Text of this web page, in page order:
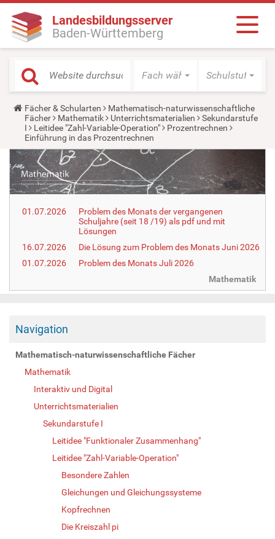
Landesbildungsserver
Baden-Württemberg
Fach wählen Schulstufe
Y
o
u
a
r
e
h
e
r
e
Fächer & Schularten
Mathematisch-naturwissenschaftliche
Fächer
Mathematik Unterrichtsmaterialien
Sekundarstufe
I
Leitidee "Zahl-Variable-Operation"
Prozentrechnen
Einführung in das Prozentrechnen
01.07.2026
Problem des Monats der vergangenen
Schuljahre (seit 18 /19) als pdf und mit
Lösungen
16.07.2026
Die Lösung zum Problem des Monats Juni 2026
01.07.2026
Problem des Monats Juli 2026
Mathematik
Navigation
Mathematisch-naturwissenschaftliche Fächer
Mathematik
Interaktiv und Digital
Unterrichtsmaterialien
Sekundarstufe I
Leitidee "Funktionaler Zusammenhang"
Leitidee "Zahl-Variable-Operation"
Besondere Zahlen
Gleichungen und Gleichungssysteme
Kopfrechnen
Die Kreiszahl pi